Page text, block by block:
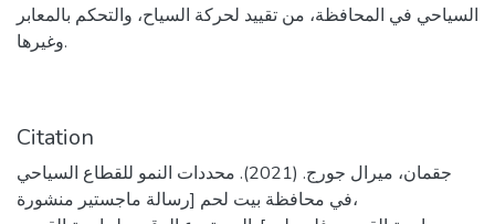
السياحي في المحافظة، من تقييد لحركة السياح، والتحكم بالمعابر
وغيرها.
Citation
جقمان، ميرال جورج. (2021). محددات النمو للقطاع السياحي
في محافظة بيت لحم [رسالة ماجستير منشورة،